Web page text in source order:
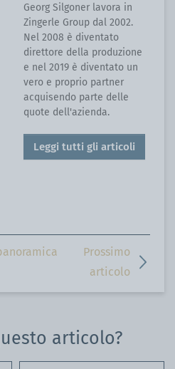
Georg Silgoner lavora in
Zingerle Group dal 2002.
Nel 2008 è diventato
direttore della produzione
e nel 2019 è diventato un
vero e proprio partner
acquisendo parte delle
quote dell'azienda.
Leggi tutti gli articoli
Prossimo
articolo
articolo?